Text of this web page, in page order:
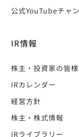
公式YouTubeチャ
IR情報
株主・投資家の皆
IRカレンダー
経営方針
株主・株式情報
IRライブラリー